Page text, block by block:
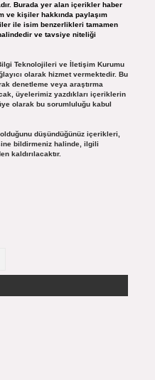
Burada yer alan içerikler haber
ve kişiler hakkında paylaşım
ile isim benzerlikleri tamamen
ve tavsiye niteliği
Teknolojileri ve İletişim Kurumu
olarak hizmet vermektedir. Bu
denetleme veya araştırma
üyelerimiz yazdıkları içeriklerin
olarak bu sorumluluğu kabul
düşündüğünüz içerikleri,
bildirmeniz halinde, ilgili
kaldırılacaktır.